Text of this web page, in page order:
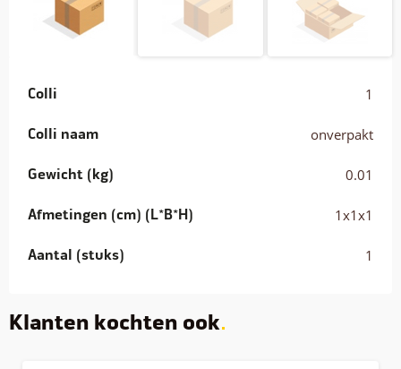
Colli 1
Colli naam onverpakt
Gewicht (kg) 0.01
Afmetingen (cm) (L*B*H) 1x1x1
Aantal (stuks) 1
Klanten kochten ook